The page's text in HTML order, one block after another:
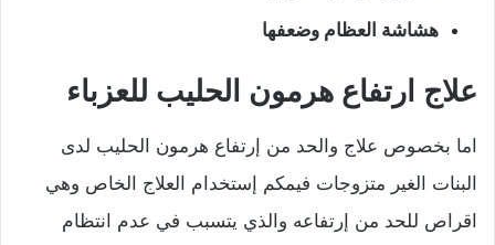
هشاشة العظام وضعفها
علاج ارتفاع هرمون الحليب للعزباء
اما بخصوص علاج والحد من إرتفاع هرمون الحليب لدى
البنات الغير متزوجات فيمكم إستخدام العلاج الخاص وهي
اقراص للحد من إرتفاعه والذي يتسبب في عدم انتظام